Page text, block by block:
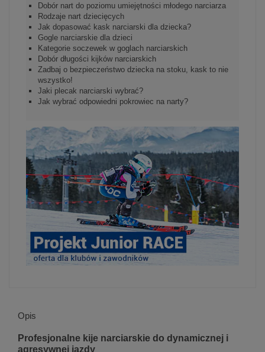
Dobór nart do poziomu umiejętności młodego narciarza
Rodzaje nart dziecięcych
Jak dopasować kask narciarski dla dziecka?
Gogle narciarskie dla dzieci
Kategorie soczewek w goglach narciarskich
Dobór długości kijków narciarskich
Zadbaj o bezpieczeństwo dziecka na stoku, kask to nie
wszystko!
Jaki plecak narciarski wybrać?
Jak wybrać odpowiedni pokrowiec na narty?
Opis
Profesjonalne kije narciarskie do dynamicznej i
agresywnej jazdy